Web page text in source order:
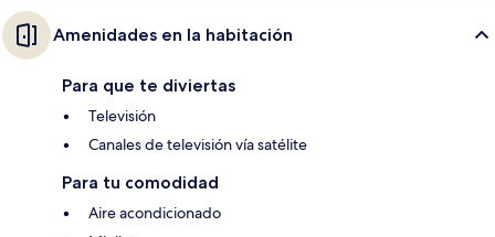
Amenidades en la habitación
Para que te diviertas
Televisión
Canales de televisión vía satélite
Para tu comodidad
Aire acondicionado